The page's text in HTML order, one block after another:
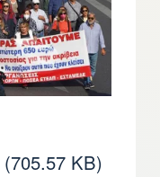
(705.57 KB)